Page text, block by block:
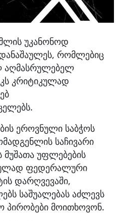
უკანონოდ
რომლებიც
აღმასრულებელ
კრიტიკულად
ეროვნული საბჭოს
საჩივარი
მუშათა უფლებების
ფედერალური
დარღვევაში,
საშუალებას აძლევს
პირობები მოითხოვონ.